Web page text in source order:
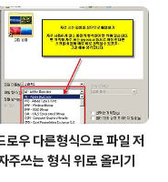
로우 다른형식으로 파일 저
주쓰는 형식 위로 올리기